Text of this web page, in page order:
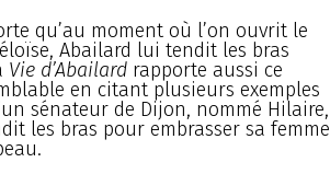
qu’au moment où l’on ouvrit le
Abailard lui tendit les bras
Vie d’Abailardrapporte aussi ce
en citant plusieurs exemples
sénateur de Dijon, nommé Hilaire,
les bras pour embrasser sa femme